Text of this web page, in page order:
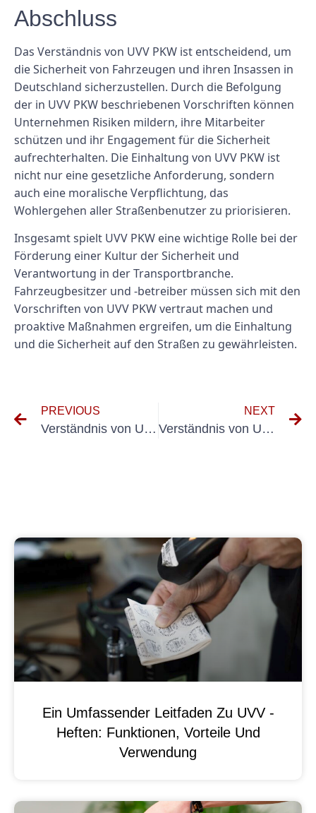
Abschluss
Das Verständnis von UVV PKW ist entscheidend, um
die Sicherheit von Fahrzeugen und ihren Insassen in
Deutschland sicherzustellen. Durch die Befolgung
der in UVV PKW beschriebenen Vorschriften können
Unternehmen Risiken mildern, ihre Mitarbeiter
schützen und ihr Engagement für die Sicherheit
aufrechterhalten. Die Einhaltung von UVV PKW ist
nicht nur eine gesetzliche Anforderung, sondern
auch eine moralische Verpflichtung, das
Wohlergehen aller Straßenbenutzer zu priorisieren.
Insgesamt spielt UVV PKW eine wichtige Rolle bei der
Förderung einer Kultur der Sicherheit und
Verantwortung in der Transportbranche.
Fahrzeugbesitzer und -betreiber müssen sich mit den
Vorschriften von UVV PKW vertraut machen und
proaktive Maßnahmen ergreifen, um die Einhaltung
und die Sicherheit auf den Straßen zu gewährleisten.
PREVIOUS
Verständnis von UVV Nach BGV D29: Ein Leitfaden für Arbeitgeber
NEXT
Verständnis von UVV PKW GEWERBLlich: Was Unternehmen wissen müssen
Ein Umfassender Leitfaden Zu UVV -
Heften: Funktionen, Vorteile Und
Verwendung